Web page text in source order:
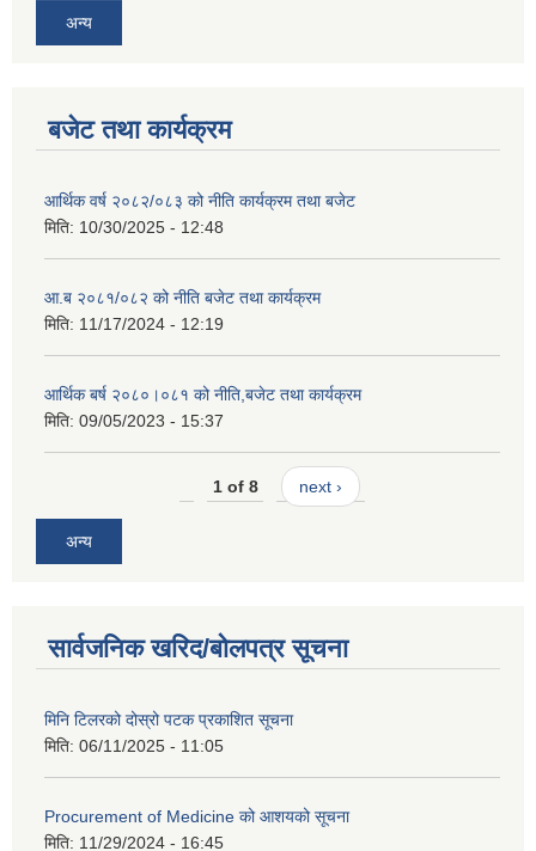
अन्य
बजेट तथा कार्यक्रम
आर्थिक वर्ष २०८२/०८३ को नीति कार्यक्रम तथा बजेट
मिति: 10/30/2025 - 12:48
आ.ब २०८१/०८२ को नीति बजेट तथा कार्यक्रम
मिति: 11/17/2024 - 12:19
आर्थिक बर्ष २०८०।०८१ को नीति,बजेट तथा कार्यक्रम
मिति: 09/05/2023 - 15:37
1 of 8 next ›
अन्य
सार्वजनिक खरिद/बोलपत्र सूचना
मिनि टिलरको दोस्रो पटक प्रकाशित सूचना
मिति: 06/11/2025 - 11:05
Procurement of Medicine को आशयको सूचना
मिति: 11/29/2024 - 16:45